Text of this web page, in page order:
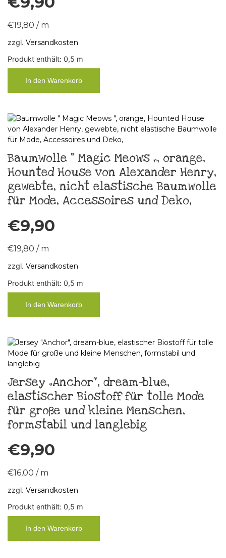
€19,80 / m
zzgl. Versandkosten
Produkt enthält: 0,5 m
In den Warenkorb
Baumwolle “ Magic Meows „, orange,
Hounted House von Alexander Henry,
gewebte, nicht elastische Baumwolle
für Mode, Accessoires und Deko,
€9,90
€19,80 / m
zzgl. Versandkosten
Produkt enthält: 0,5 m
In den Warenkorb
Jersey „Anchor“, dream-blue,
elastischer Biostoff für tolle Mode
für große und kleine Menschen,
formstabil und langlebig
€9,90
€16,00 / m
zzgl. Versandkosten
Produkt enthält: 0,5 m
In den Warenkorb